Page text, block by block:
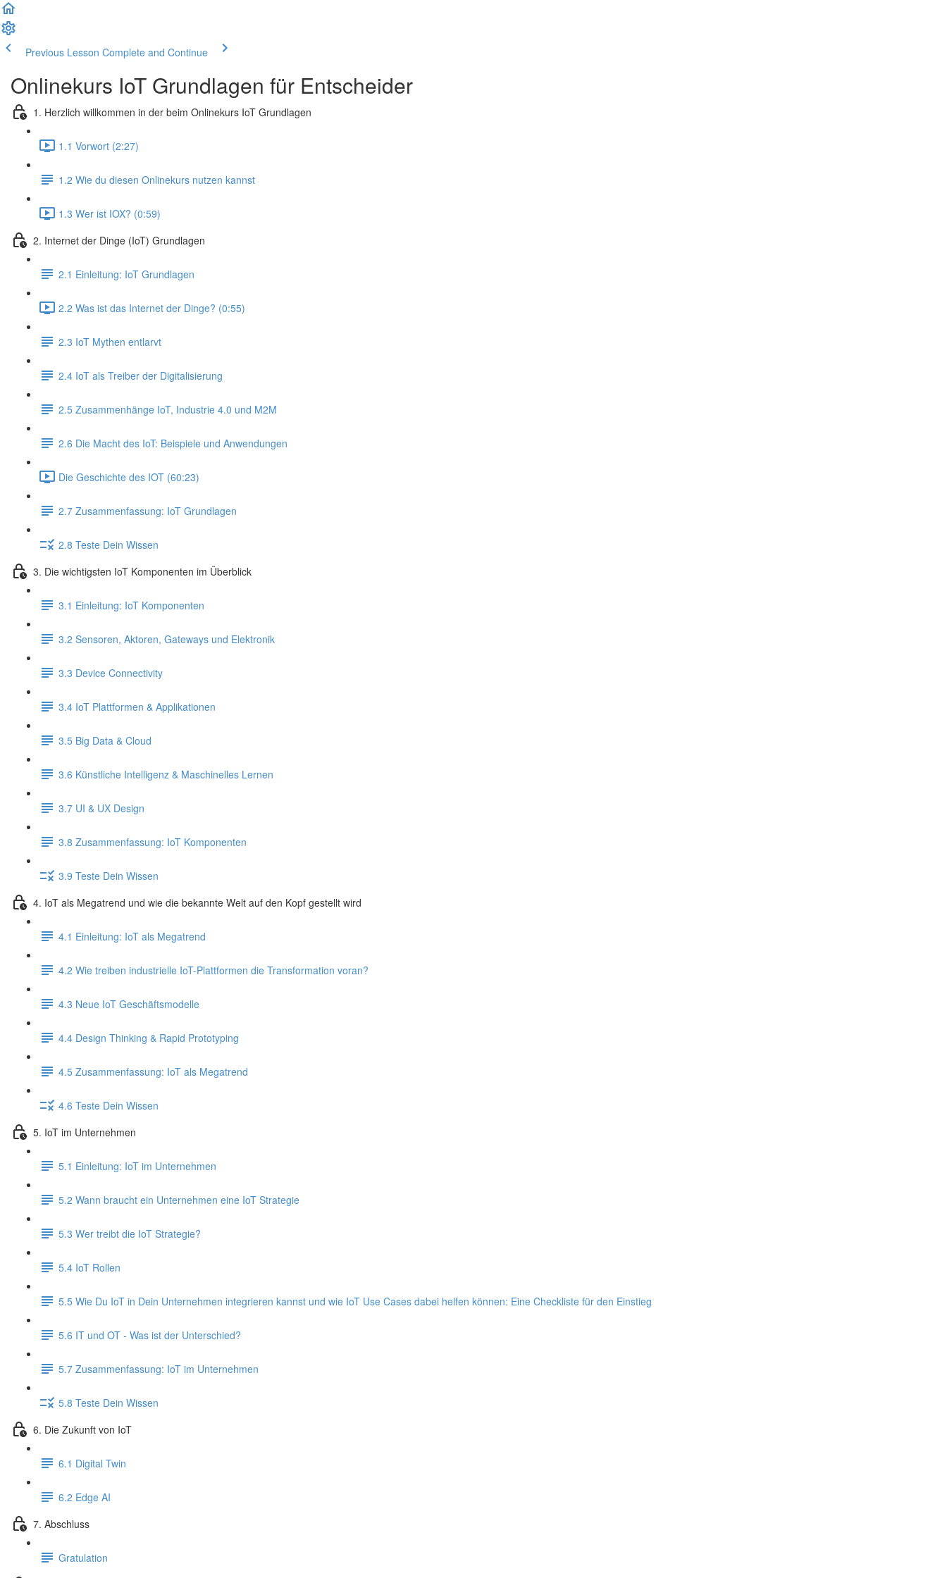
Previous Lesson Complete and Continue
Onlinekurs IoT Grundlagen für Entscheider
1. Herzlich willkommen in der beim Onlinekurs IoT Grundlagen
1.1 Vorwort (2:27)
1.2 Wie du diesen Onlinekurs nutzen kannst
1.3 Wer ist IOX? (0:59)
2. Internet der Dinge (IoT) Grundlagen
2.1 Einleitung: IoT Grundlagen
2.2 Was ist das Internet der Dinge? (0:55)
2.3 IoT Mythen entlarvt
2.4 IoT als Treiber der Digitalisierung
2.5 Zusammenhänge IoT, Industrie 4.0 und M2M
2.6 Die Macht des IoT: Beispiele und Anwendungen
Die Geschichte des IOT (60:23)
2.7 Zusammenfassung: IoT Grundlagen
2.8 Teste Dein Wissen
3. Die wichtigsten IoT Komponenten im Überblick
3.1 Einleitung: IoT Komponenten
3.2 Sensoren, Aktoren, Gateways und Elektronik
3.3 Device Connectivity
3.4 IoT Plattformen & Applikationen
3.5 Big Data & Cloud
3.6 Künstliche Intelligenz & Maschinelles Lernen
3.7 UI & UX Design
3.8 Zusammenfassung: IoT Komponenten
3.9 Teste Dein Wissen
4. IoT als Megatrend und wie die bekannte Welt auf den Kopf gestellt wird
4.1 Einleitung: IoT als Megatrend
4.2 Wie treiben industrielle IoT-Plattformen die Transformation voran?
4.3 Neue IoT Geschäftsmodelle
4.4 Design Thinking & Rapid Prototyping
4.5 Zusammenfassung: IoT als Megatrend
4.6 Teste Dein Wissen
5. IoT im Unternehmen
5.1 Einleitung: IoT im Unternehmen
5.2 Wann braucht ein Unternehmen eine IoT Strategie
5.3 Wer treibt die IoT Strategie?
5.4 IoT Rollen
5.5 Wie Du IoT in Dein Unternehmen integrieren kannst und wie IoT Use Cases dabei helfen können: Eine Checkliste für den Einstieg
5.6 IT und OT - Was ist der Unterschied?
5.7 Zusammenfassung: IoT im Unternehmen
5.8 Teste Dein Wissen
6. Die Zukunft von IoT
6.1 Digital Twin
6.2 Edge AI
7. Abschluss
Gratulation